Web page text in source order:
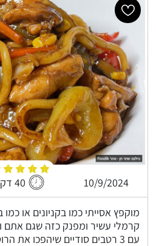
10/9/2024 40 דקות
מוקפץ אסייתי כמו בקניונים או
קרמלי עשיר ומפנק כזה שגם אתם
עם 3 רטבים סודיים שיהפכו את